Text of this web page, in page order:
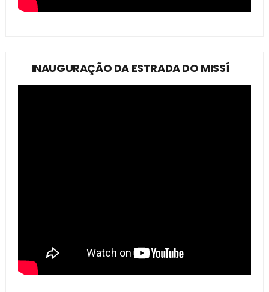
INAUGURAÇÃO DA ESTRADA DO MISSÍ